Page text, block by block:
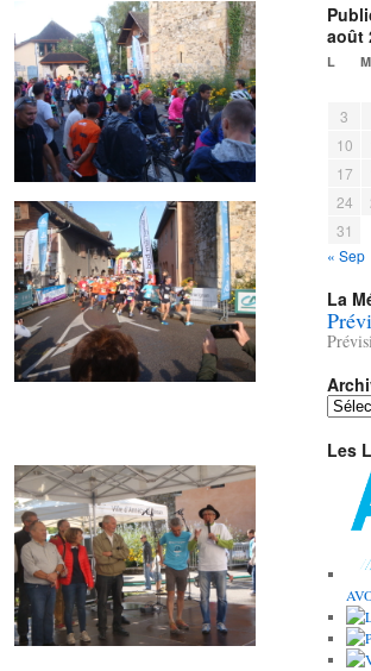
août
L M
3
10
17
24
31
« Sep
La
Les